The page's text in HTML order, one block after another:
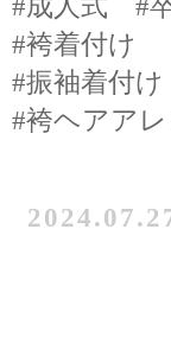
#成人式 #
#袴着付け
#振袖着付け
#袴ヘアア